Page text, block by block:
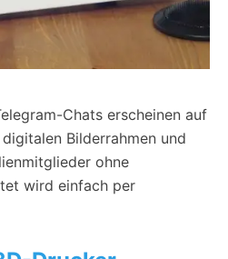
Chats erscheinen auf
Bilderrahmen und
ohne
wird einfach per